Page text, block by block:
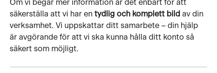
Om vi begär mer information är det enbart för att
säkerställa att vi har en tydlig och komplett bild av din
verksamhet. Vi uppskattar ditt samarbete – din hjälp
är avgörande för att vi ska kunna hålla ditt konto så
säkert som möjligt.